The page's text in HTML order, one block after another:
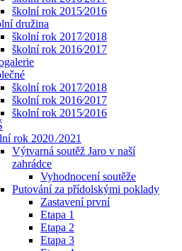
školní rok 2015⁄2016
družina
školní rok 2017⁄2018
školní rok 2016⁄2017
školní rok 2017⁄2018
školní rok 2016⁄2017
školní rok 2015⁄2016
rok 2020 ⁄2021
Výtvarná soutěž Jaro v naší
zahrádce
Vyhodnocení soutěže
Putování za přídolskými poklady
Zastavení první
Etapa 1
Etapa 2
Etapa 3